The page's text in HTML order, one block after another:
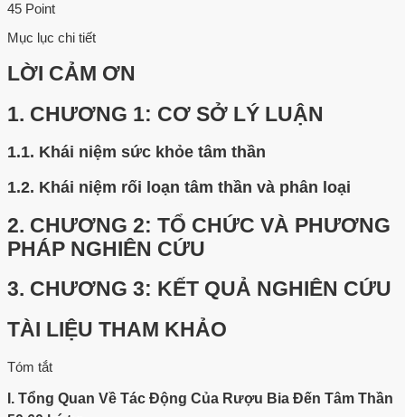
45 Point
Mục lục chi tiết
LỜI CẢM ƠN
1. CHƯƠNG 1: CƠ SỞ LÝ LUẬN
1.1. Khái niệm sức khỏe tâm thần
1.2. Khái niệm rối loạn tâm thần và phân loại
2. CHƯƠNG 2: TỔ CHỨC VÀ PHƯƠNG
PHÁP NGHIÊN CỨU
3. CHƯƠNG 3: KẾT QUẢ NGHIÊN CỨU
TÀI LIỆU THAM KHẢO
Tóm tắt
I. Tổng Quan Về Tác Động Của Rượu Bia Đến Tâm Thần